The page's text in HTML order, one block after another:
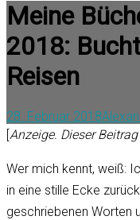
Meine
2018:
Reisen
28. Februar 2018
[Anzeige. Dieser
Wer mich kennt, weiß:
in eine stille Ecke
geschriebenen Worten